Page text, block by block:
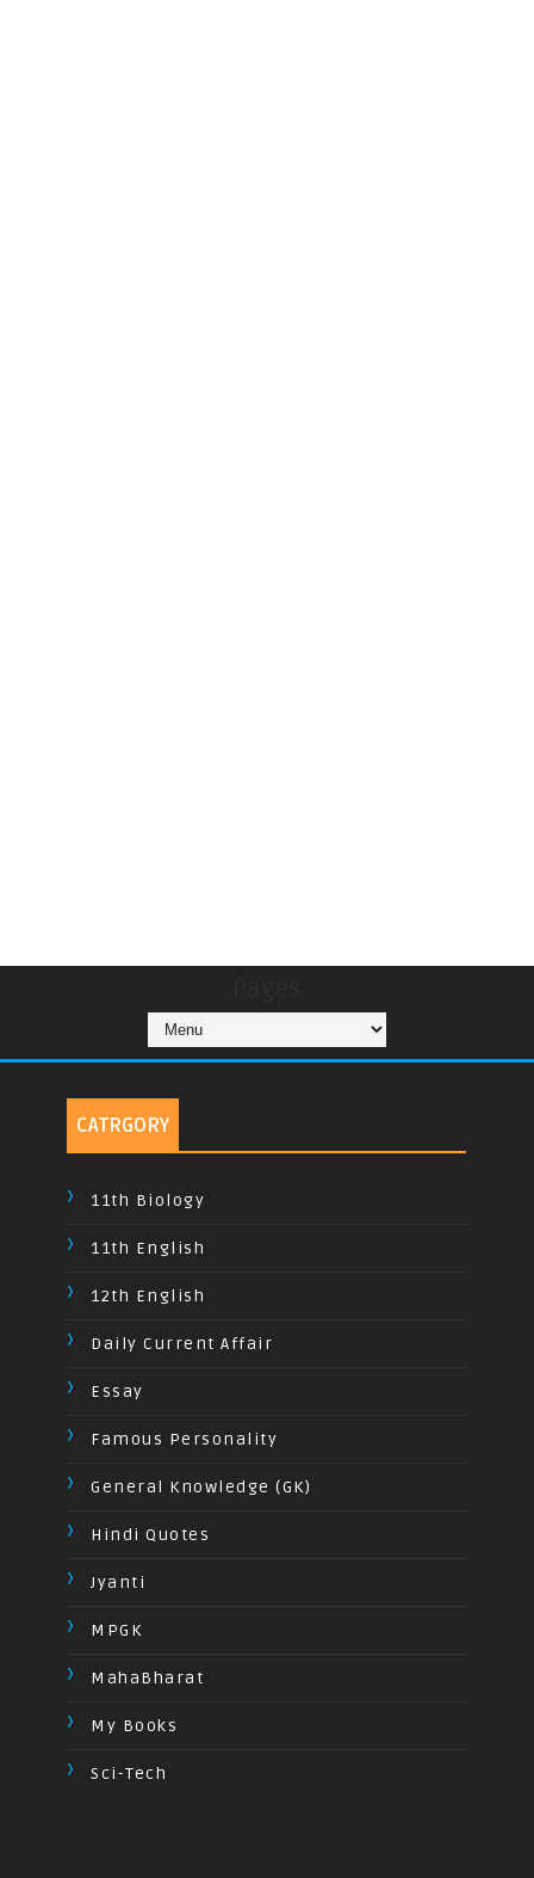
CATRGORY
11th Biology
11th English
12th English
Daily Current Affair
Essay
Famous Personality
General Knowledge (GK)
Hindi Quotes
Jyanti
MPGK
MahaBharat
My Books
Sci-Tech